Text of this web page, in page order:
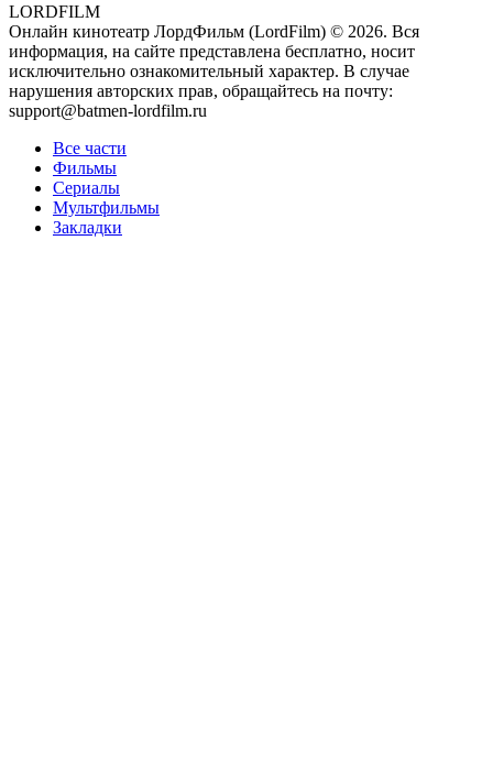
LORDFILM
Онлайн кинотеатр ЛордФильм (LordFilm) © 2026. Вся
информация, на сайте представлена бесплатно, носит
исключительно ознакомительный характер. В случае
нарушения авторских прав, обращайтесь на почту:
support@batmen-lordfilm.ru
Все части
Фильмы
Сериалы
Мультфильмы
Закладки